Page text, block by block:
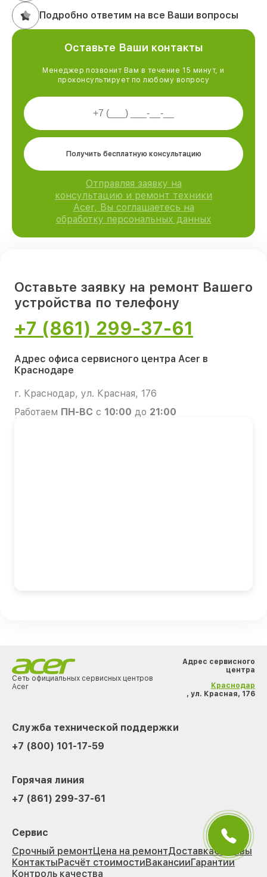
Подробно ответим на все Ваши вопросы
Оставьте Ваши контакты
Менеджер позвонит Вам в течение 15 минут, и
проконсультирует по любому вопросу
Получить бесплатную консультацию
Отправляя заявку на
консультацию и ремонт техники
Acer, Вы соглашаетесь на
обработку персональных данных
Оставьте заявку на ремонт Вашего
устройства по телефону
+7 (861) 299-37-61
Адрес офиса сервисного центра Acer в
Краснодаре
г. Краснодар, ул. Красная, 176
Работаем ПН-ВС с 10:00 до 21:00
Сеть официальных сервисных центров
Acer
Адрес сервисного
центра
Краснодар
, ул. Красная, 176
Служба технической поддержки
+7 (800) 101-17-59
Горячая линия
+7 (861) 299-37-61
Сервис
Срочный ремонтЦена на ремонтДоставкаОтзывы
КонтактыРасчёт стоимостиВакансииГарантии
Контроль качества